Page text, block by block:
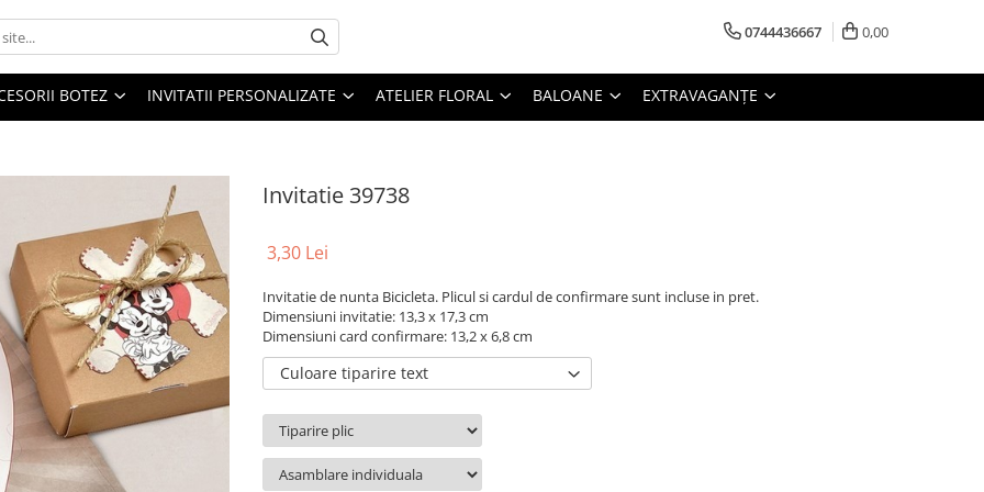
0744436667 0,00
BOTEZ INVITATII PERSONALIZATE ATELIER FLORAL BALOANE EXTRAVAGANȚE
Invitatie 39738
3,30 Lei
Invitatie de nunta Bicicleta. Plicul si cardul de confirmare sunt incluse in pret.
Dimensiuni invitatie: 13,3 x 17,3 cm
Dimensiuni card confirmare: 13,2 x 6,8 cm
Culoare tiparire text